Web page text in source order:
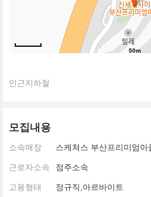
50m
인근지하철
모집내용
소속매장 스케쳐스 부산프리미엄아
근로자소속 점주소속
고용형태 정규직,아르바이트